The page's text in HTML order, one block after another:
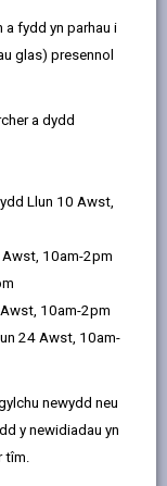
fydd yn parhau i
glas) presennol
a dydd
Llun 10 Awst,
10am-2pm
10am-2pm
24 Awst, 10am-
newydd neu
y newidiadau yn
tîm.
this
X
opens
a
new
tab
Er ei bod yn
wedi symud
datblygu'n
ei bod yn
Nghymru.
lle ceir
dan haul, o
a fu a
awyr